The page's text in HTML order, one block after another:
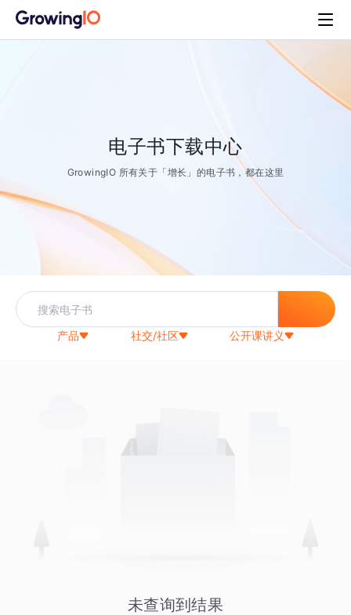
电子书下载中心
GrowingIO 所有关于「增长」的电子书，都在这里
产品 社交/社区 公开课讲义
未查询到结果